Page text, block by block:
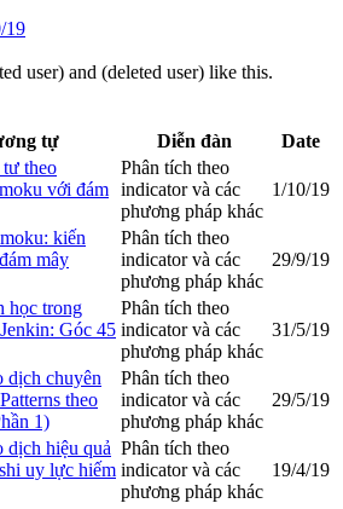
19
user) and (deleted user) like this.
tự Diễn đàn
Date
theo
với đám
Phân tích theo
indicator và các
phương pháp khác
1/10/19
kiến
mây
Phân tích theo
indicator và các
phương pháp khác
29/9/19
học trong
Góc 45
Phân tích theo
indicator và các
phương pháp khác
31/5/19
dịch chuyên
theo
1)
Phân tích theo
indicator và các
phương pháp khác
29/5/19
dịch hiệu quả
uy lực hiếm
Phân tích theo
indicator và các
phương pháp khác
19/4/19